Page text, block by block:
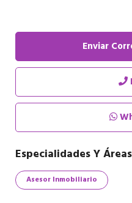
Enviar
Especialidades Y
Asesor Inmobiliario